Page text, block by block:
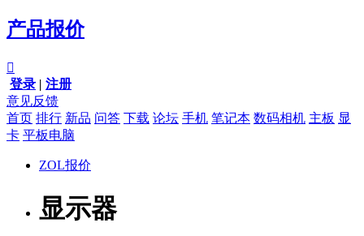
产品报价

登录 | 注册
意见反馈
首页 排行 新品 问答 下载 论坛 手机 笔记本 数码相机 主板 显
卡 平板电脑
ZOL报价
显示器